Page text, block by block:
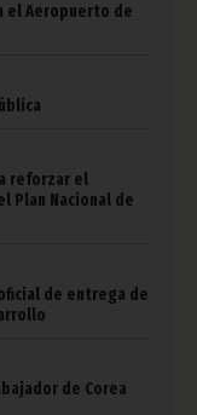
el Aeropuerto de
reforzar el
Plan Nacional de
de entrega de
de Corea